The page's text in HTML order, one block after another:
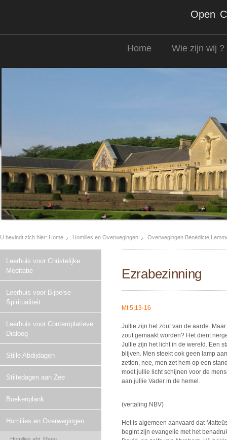
Open
Home Wie zijn wij ?
U bevindt zich hier: Home Homilies en Overwegingen Overwegingen Bénédicte
Leerhuis voor Christelijke
Meditatie
Leerhuis voor Bijbelse
Spiritualiteit
Leerhuis voor Contemplatieve
Dialoog
Stille Abdijdagen
Stiltedagen aan Zee
Boekenplank
Homilies en Overwegingen
Ezrabezinning
Mt 5,13-16
Jullie zijn het zout van de aarde.
zout gemaakt worden? Het dient
Jullie zijn het licht in de wereld. Een
blijven. Men steekt ook geen lamp
zetten, nee, men zet hem op een
moet jullie licht schijnen voor de
aan jullie Vader in de hemel.
(vertaling NBV)
Het is algemeen aanvaard dat
begint zijn evangelie met het